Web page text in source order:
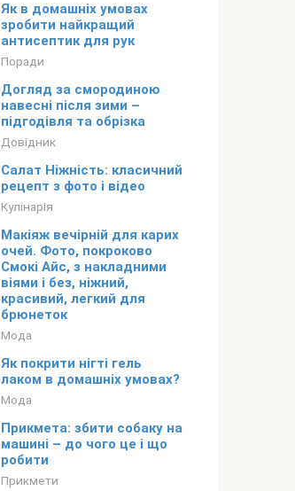
Як в домашніх умовах
зробити найкращий
антисептик для рук
Поради
Догляд за смородиною
навесні після зими –
підгодівля та обрізка
Довідник
Салат Ніжність: класичний
рецепт з фото і відео
Кулінарія
Макіяж вечірній для карих
очей. Фото, покроково
Смокі Айс, з накладними
віями і без, ніжний,
красивий, легкий для
брюнеток
Мода
Як покрити нігті гель
лаком в домашніх умовах?
Мода
Прикмета: збити собаку на
машині – до чого це і що
робити
Прикмети